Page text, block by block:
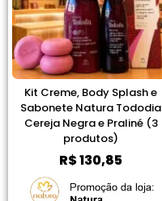
Kit Creme, Body Splash e
Sabonete Natura Tododia
Cereja Negra e Praliné (3
produtos)
R$130,85